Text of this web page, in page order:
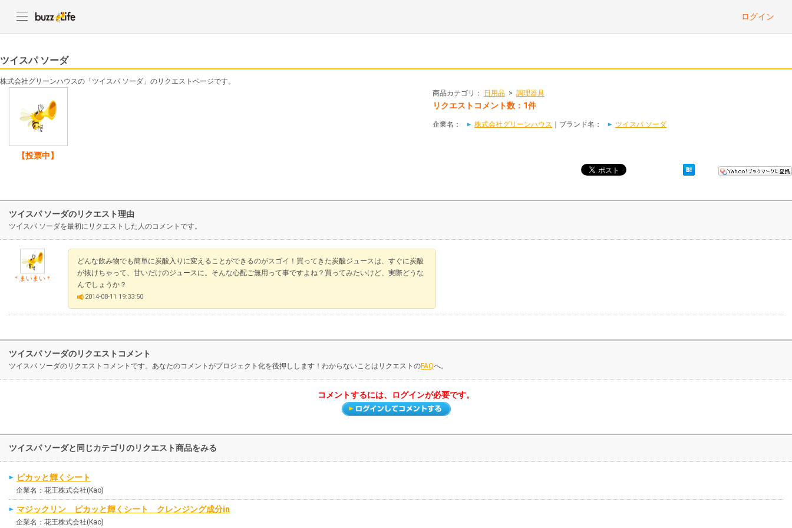
ログイン
ツイスパ ソーダ
株式会社グリーンハウスの「ツイスパ ソーダ」のリクエストページです。
【投票中】
商品カテゴリ： 日用品 > 調理器具
リクエストコメント数：1件
企業名： 株式会社グリーンハウス ｜ブランド名： ツイスパ ソーダ
ツイスパ ソーダのリクエスト理由
ツイスパ ソーダを最初にリクエストした人のコメントです。
＊まいまい＊
どんな飲み物でも簡単に炭酸入りに変えることができるのがスゴイ！買ってきた炭酸ジュースは、すぐに炭酸
が抜けちゃって、甘いだけのジュースに。そんな心配ご無用って事ですよね？買ってみたいけど、実際どうな
んでしょうか？
2014-08-11 19:33:50
ツイスパ ソーダのリクエストコメント
ツイスパ ソーダのリクエストコメントです。あなたのコメントがプロジェクト化を後押しします！わからないことはリクエストのFAQへ。
コメントするには、ログインが必要です。
ツイスパ ソーダと同じカテゴリのリクエスト商品をみる
ピカッと輝くシート
企業名：花王株式会社(Kao)
マジックリン ピカッと輝くシート クレンジング成分in
企業名：花王株式会社(Kao)